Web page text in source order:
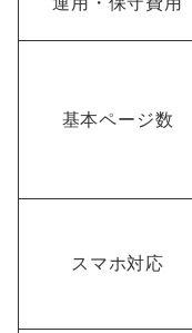
基本ページ数
スマホ対応